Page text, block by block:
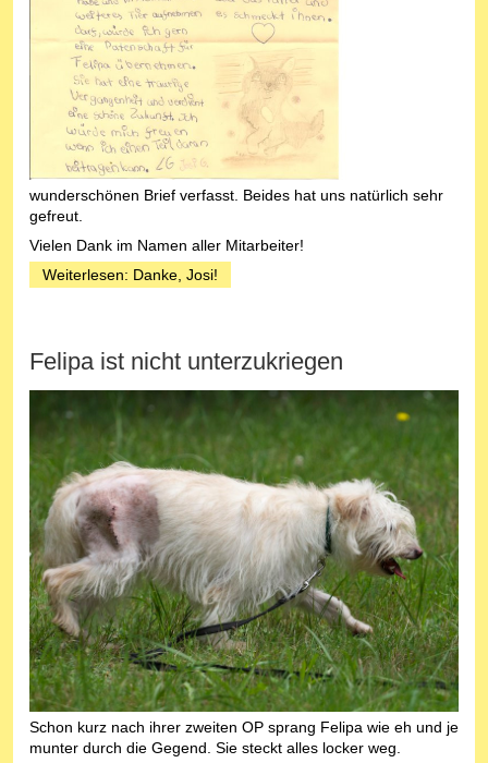
wunderschönen Brief verfasst. Beides hat uns natürlich sehr
gefreut.
Vielen Dank im Namen aller Mitarbeiter!
Weiterlesen: Danke, Josi!
Felipa ist nicht unterzukriegen
Schon kurz nach ihrer zweiten OP sprang Felipa wie eh und je
munter durch die Gegend. Sie steckt alles locker weg.